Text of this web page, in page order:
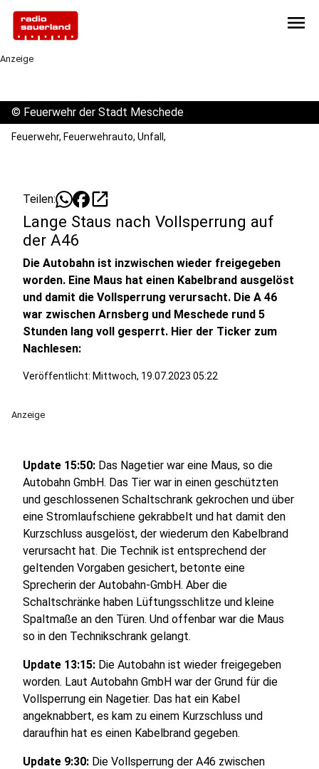
menu
Anzeige
© Feuerwehr der Stadt Meschede
Feuerwehr, Feuerwehrauto, Unfall,
Teilen: open_in_new
Lange Staus nach Vollsperrung auf
der A46
Die Autobahn ist inzwischen wieder freigegeben
worden. Eine Maus hat einen Kabelbrand ausgelöst
und damit die Vollsperrung verursacht. Die A 46
war zwischen Arnsberg und Meschede rund 5
Stunden lang voll gesperrt. Hier der Ticker zum
Nachlesen:
Veröffentlicht: Mittwoch, 19.07.2023 05:22
Anzeige
Update 15:50: Das Nagetier war eine Maus, so die
Autobahn GmbH. Das Tier war in einen geschützten
und geschlossenen Schaltschrank gekrochen und über
eine Stromlaufschiene gekrabbelt und hat damit den
Kurzschluss ausgelöst, der wiederum den Kabelbrand
verursacht hat. Die Technik ist entsprechend der
geltenden Vorgaben gesichert, betonte eine
Sprecherin der Autobahn-GmbH. Aber die
Schaltschränke haben Lüftungsschlitze und kleine
Spaltmaße an den Türen. Und offenbar war die Maus
so in den Technikschrank gelangt.
Update 13:15: Die Autobahn ist wieder freigegeben
worden. Laut Autobahn GmbH war der Grund für die
Vollsperrung ein Nagetier. Das hat ein Kabel
angeknabbert, es kam zu einem Kurzschluss und
daraufhin hat es einen Kabelbrand gegeben.
Update 9:30: Die Vollsperrung der A46 zwischen